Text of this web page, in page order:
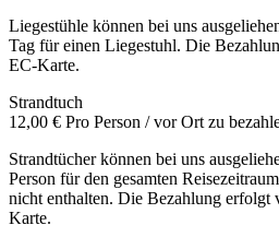
Liegestühle können bei uns
Tag für einen Liegestuhl. Die
EC-Karte.
Strandtuch
12,00 € Pro Person / vor Ort zu
Strandtücher können bei uns
Person für den gesamten
nicht enthalten. Die Bezahlung erfolgt
Karte.